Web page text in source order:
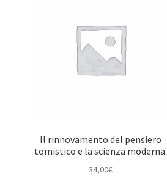
Il rinnovamento del pensiero
tomistico e la scienza moderna.
34,00€